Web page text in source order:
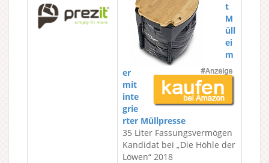
t
M
üll
ei
m
er
mit
inte
grie
rter Müllpresse
35 Liter Fassungsvermögen
Kandidat bei „Die Höhle der
Löwen“ 2018